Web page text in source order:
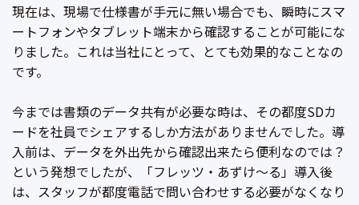
現在は、現場で仕様書が手元に無い場合でも、瞬時にスマ
ートフォンやタブレット端末から確認することが可能にな
りました。これは当社にとって、とても効果的なことなの
です。
今までは書類のデータ共有が必要な時は、その都度SDカ
ードを社員でシェアするしか方法がありませんでした。導
入前は、データを外出先から確認出来たら便利なのでは？
という発想でしたが、「フレッツ・あずけ～る」導入後
は、スタッフが都度電話で問い合わせする必要がなくなり